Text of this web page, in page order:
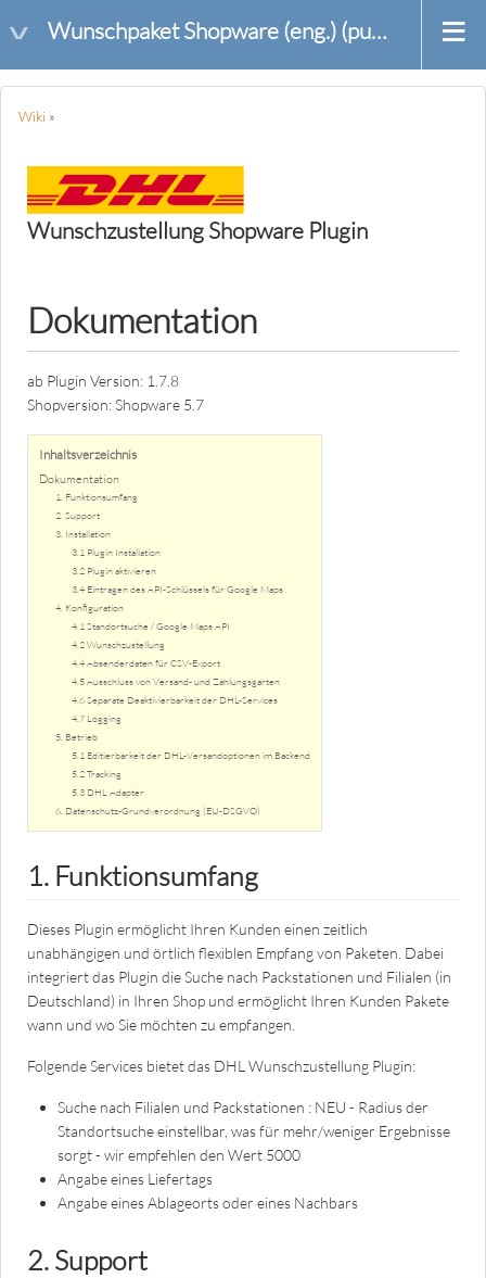
Wunschpaket Shopware (eng.) (public)
Wiki »
Wunschzustellung Shopware Plugin
Dokumentation
ab Plugin Version: 1.7.8
Shopversion: Shopware 5.7
Inhaltsverzeichnis
Dokumentation
1. Funktionsumfang
2. Support
3. Installation
3.1 Plugin Installation
3.2 Plugin aktivieren
3.4 Eintragen des API-Schlüssels für Google Maps
4. Konfiguration
4.1 Standortsuche / Google Maps API
4.2 Wunschzustellung
4.4 Absenderdaten für CSV-Export
4.5 Ausschluss von Versand- und Zahlungsgarten
4.6 Separate Deaktivierbarkeit der DHL-Services
4.7 Logging
5. Betrieb
5.1 Editierbarkeit der DHL-Versandoptionen im Backend
5.2 Tracking
5.3 DHL Adapter
6. Datenschutz-Grundverordnung (EU-DSGVO)
1. Funktionsumfang
Dieses Plugin ermöglicht Ihren Kunden einen zeitlich
unabhängigen und örtlich flexiblen Empfang von Paketen. Dabei
integriert das Plugin die Suche nach Packstationen und Filialen (in
Deutschland) in Ihren Shop und ermöglicht Ihren Kunden Pakete
wann und wo Sie möchten zu empfangen.
Folgende Services bietet das DHL Wunschzustellung Plugin:
Suche nach Filialen und Packstationen : NEU - Radius der
Standortsuche einstellbar, was für mehr/weniger Ergebnisse
sorgt - wir empfehlen den Wert 5000
Angabe eines Liefertags
Angabe eines Ablageorts oder eines Nachbars
2. Support